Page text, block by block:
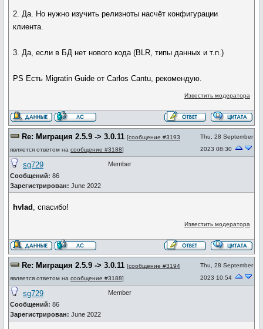
2. Да. Но нужно изучить релизноты насчёт конфигурации
клиента.
3. Да, если в БД нет нового кода (BLR, типы данных и т.п.)
PS Есть Migratin Guide от Carlos Cantu, рекомендую.
Известить модератора
Re: Миграция 2.5.9 -> 3.0.11 [сообщение #3193
является ответом на сообщение #3188]
Thu, 28 September
2023 08:30
sg729
Сообщений: 86
Зарегистрирован: June 2022
Member
hvlad , спасибо!
Известить модератора
Re: Миграция 2.5.9 -> 3.0.11 [сообщение #3194
является ответом на сообщение #3188]
Thu, 28 September
2023 10:54
sg729
Сообщений: 86
Зарегистрирован: June 2022
Member